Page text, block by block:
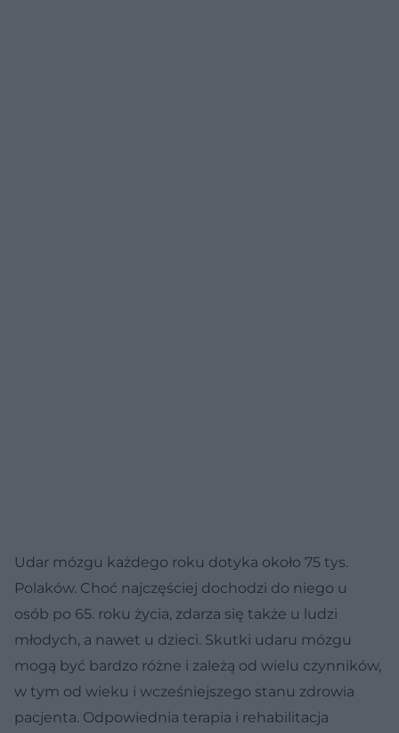
Udar mózgu każdego roku dotyka około 75 tys.
Polaków. Choć najczęściej dochodzi do niego u
osób po 65. roku życia, zdarza się także u ludzi
młodych, a nawet u dzieci. Skutki udaru mózgu
mogą być bardzo różne i zależą od wielu czynników,
w tym od wieku i wcześniejszego stanu zdrowia
pacjenta. Odpowiednia terapia i rehabilitacja